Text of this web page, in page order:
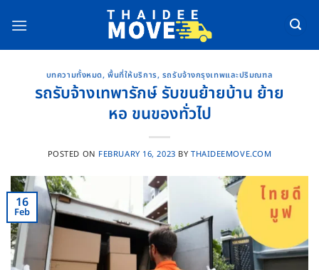
บทความทั้งหมด,พื้นที่ให้บริการ, รถรับจ้างกรุงเทพและปริมณฑล
รถรับจ้างเทพารักษ์ รับขนย้ายบ้าน ย้าย
หอ ขนของทั่วไป
POSTED ON FEBRUARY 16, 2023 BY THAIDEEMOVE.COM
16
Feb